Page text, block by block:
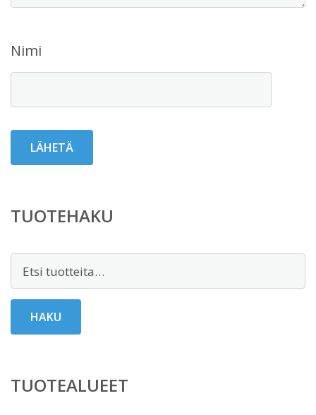
Nimi
TUOTEHAKU
HAKU
TUOTEALUEET